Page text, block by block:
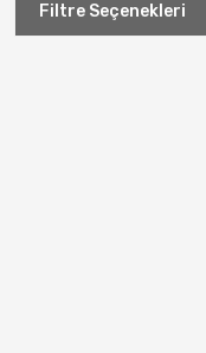
Filtre Seçenekleri